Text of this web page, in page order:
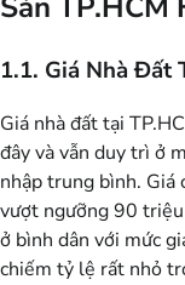
1.1. Giá Nhà Đất
Giá nhà đất tại
đây và vẫn duy trì ở
nhập trung bình. Giá
vượt ngưỡng 90
ở bình dân với mức
chiếm tỷ lệ rất nhỏ